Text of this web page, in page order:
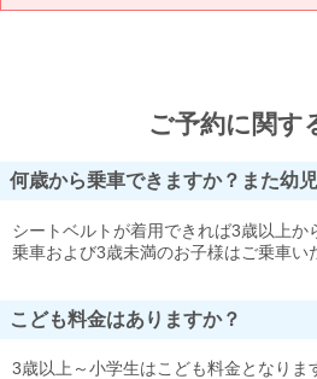
ご予約に関す
何歳から乗車できますか？また幼
シートベルトが着用できれば3歳以上か
乗車および3歳未満のお子様はご乗車い
こども料金はありますか？
3歳以上～小学生はこども料金となりま